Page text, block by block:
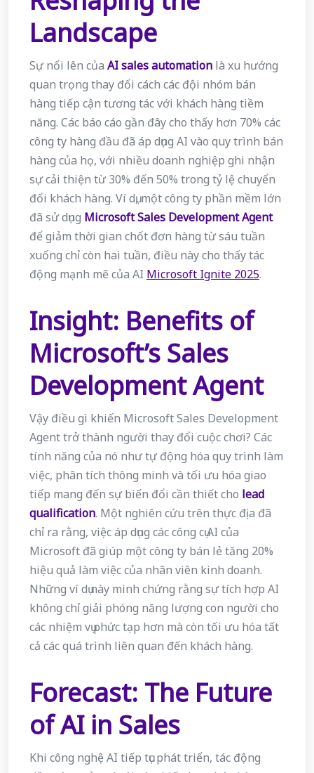
Landscape
Sự nổi lên của AI sales automation là xu hướng
quan trọng thay đổi cách các đội nhóm bán
hàng tiếp cận tương tác với khách hàng tiềm
năng. Các báo cáo gần đây cho thấy hơn 70% các
công ty hàng đầu đã áp dụng AI vào quy trình bán
hàng của họ, với nhiều doanh nghiệp ghi nhận
sự cải thiện từ 30% đến 50% trong tỷ lệ chuyển
đổi khách hàng. Ví dụ, một công ty phần mềm lớn
đã sử dụng Microsoft Sales Development Agent
để giảm thời gian chốt đơn hàng từ sáu tuần
xuống chỉ còn hai tuần, điều này cho thấy tác
động mạnh mẽ của AI Microsoft Ignite 2025.
Insight: Benefits of
Microsoft’s Sales
Development Agent
Vậy điều gì khiến Microsoft Sales Development
Agent trở thành người thay đổi cuộc chơi? Các
tính năng của nó như tự động hóa quy trình làm
việc, phân tích thông minh và tối ưu hóa giao
tiếp mang đến sự biến đổi cần thiết cho lead
qualification. Một nghiên cứu trên thực địa đã
chỉ ra rằng, việc áp dụng các công cụ AI của
Microsoft đã giúp một công ty bán lẻ tăng 20%
hiệu quả làm việc của nhân viên kinh doanh.
Những ví dụ này minh chứng rằng sự tích hợp AI
không chỉ giải phóng năng lượng con người cho
các nhiệm vụ phức tạp hơn mà còn tối ưu hóa tất
cả các quá trình liên quan đến khách hàng.
Forecast: The Future
of AI in Sales
Khi công nghệ AI tiếp tục phát triển, tác động